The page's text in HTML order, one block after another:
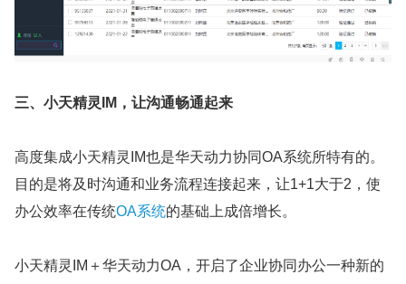
三、小天精灵IM，让沟通畅通起来
高度集成小天精灵IM也是华天动力协同OA系统所特有的。
目的是将及时沟通和业务流程连接起来，让1+1大于2，使
办公效率在传统OA系统的基础上成倍增长。
小天精灵IM＋华天动力OA，开启了企业协同办公一种新的